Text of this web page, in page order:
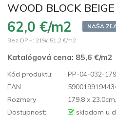
WOOD BLOCK
62,0 €/m2
NAŠA
Bez DPH: 21%: 51,2 €/m2
Katalógová cena: 85,6 €/m2
Kód produktu:
PP-04-032-
EAN
Rozmery
179.8 x
Dostupnosť:
skladom u